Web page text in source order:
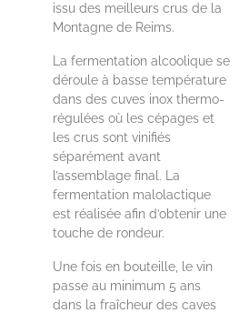
issu des meilleurs crus de la
Montagne de Reims.
La fermentation alcoolique se
déroule à basse température
dans des cuves inox thermo-
régulées où les cépages et
les crus sont vinifiés
séparément avant
l’assemblage final. La
fermentation malolactique
est réalisée afin d’obtenir une
touche de rondeur.
Une fois en bouteille, le vin
passe au minimum 5 ans
dans la fraîcheur des caves